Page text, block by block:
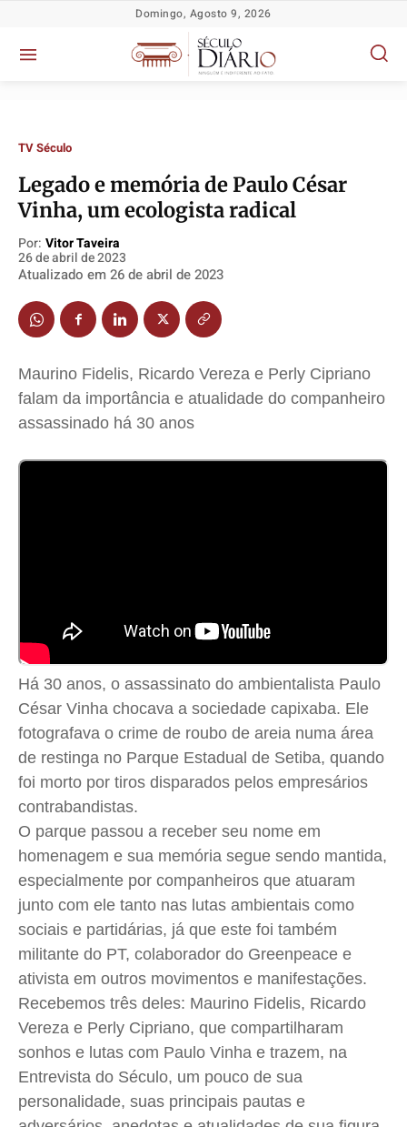
Política
TV Século
Educação
Meio Ambiente
Saúde
Cidades
Jr Mignone (in memorian)
Wanda Sily
Publicidade Legal
Anuncie
Expediente
Contato
Anuncie
Termos de Uso
Política
TV Século
Educação
Meio Ambiente
Saúde
Cidades
Jr Mignone (in memorian)
Wanda Sily
Publicidade Legal
Anuncie
Expediente
Contato
Anuncie
Termos de Uso
Política
TV Século
Educação
Meio Ambiente
Saúde
Cidades
Jr Mignone (in memorian)
Wanda Sily
Publicidade Legal
Anuncie
Expediente
Contato
Anuncie
Termos de Uso
Política
TV Século
Educação
Meio Ambiente
Saúde
Cidades
Jr Mignone (in memorian)
Wanda Sily
Publicidade Legal
Anuncie
Expediente
Contato
Anuncie
Termos de Uso
Domingo, Agosto 9, 2026
TV Século
Legado e memória de Paulo César
Vinha, um ecologista radical
Por: Vitor Taveira
26 de abril de 2023
Atualizado em 26 de abril de 2023
Maurino Fidelis, Ricardo Vereza e Perly Cipriano
falam da importância e atualidade do companheiro
assassinado há 30 anos
Há 30 anos, o assassinato do ambientalista Paulo
César Vinha chocava a sociedade capixaba. Ele
fotografava o crime de roubo de areia numa área
de restinga no Parque Estadual de Setiba, quando
foi morto por tiros disparados pelos empresários
contrabandistas.
O parque passou a receber seu nome em
homenagem e sua memória segue sendo mantida,
especialmente por companheiros que atuaram
junto com ele tanto nas lutas ambientais como
sociais e partidárias, já que este foi também
militante do PT, colaborador do Greenpeace e
ativista em outros movimentos e manifestações.
Recebemos três deles: Maurino Fidelis, Ricardo
Vereza e Perly Cipriano, que compartilharam
sonhos e lutas com Paulo Vinha e trazem, na
Entrevista do Século, um pouco de sua
personalidade, suas principais pautas e